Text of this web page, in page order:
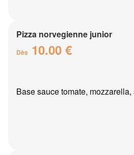
Pizza norvegienne junior
Dès 10.00 €
Base sauce tomate,